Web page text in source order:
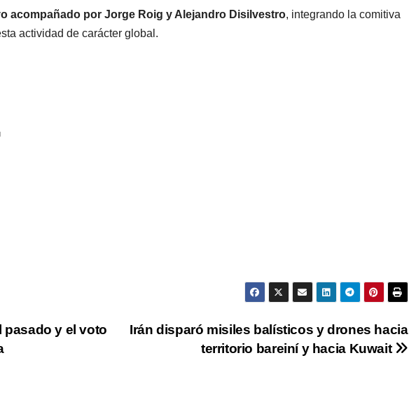
acompañado por Jorge Roig y Alejandro Disilvestro, integrando la comitiva
actividad de carácter global.
Irán disparó misiles balísticos y drones hacia
territorio bareiní y hacia Kuwait
pasado y el voto